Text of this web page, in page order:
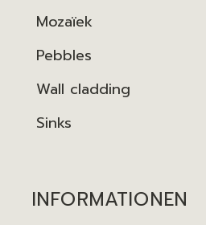
Mozaïek
Pebbles
Wall cladding
Sinks
INFORMATIONEN